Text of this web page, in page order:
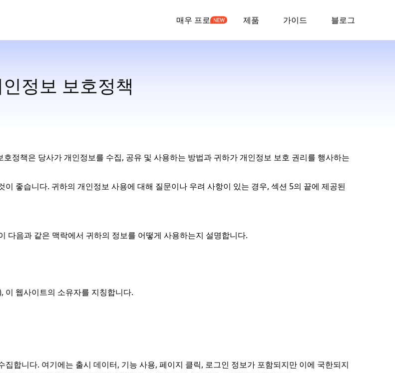
매우 프로 제품 가이드 블로그
정보 보호정책
정책은 당사가 개인정보를 수집, 공유 및 사용하는 방법과 귀하가 개인정보 보호 권리를 행사하는
좋습니다. 귀하의 개인정보 사용에 대해 질문이나 우려 사항이 있는 경우, 섹션 5의 끝에 제공된
음과 같은 맥락에서 귀하의 정보를 어떻게 사용하는지 설명합니다.
웹사이트의 소유자를 지칭합니다.
합니다. 여기에는 출시 데이터, 기능 사용, 페이지 클릭, 로그인 정보가 포함되지만 이에 국한되지